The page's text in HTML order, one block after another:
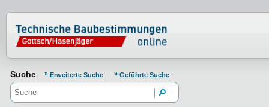
Normenportal Barrierefreiheit
Suche Erweiterte Suche Geführte Suche